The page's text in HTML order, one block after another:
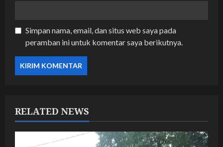
Simpan nama, email, dan situs web saya pada
peramban ini untuk komentar saya berikutnya.
RELATED NEWS